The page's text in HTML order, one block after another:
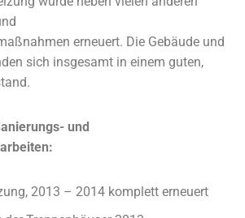
erneuert. Die Gebäude und
sich insgesamt in einem guten,
und
2013 – 2014 komplett erneuert